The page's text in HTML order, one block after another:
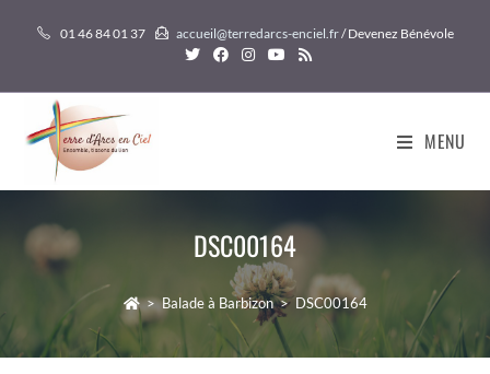
01 46 84 01 37 accueil@terredarcs-enciel.fr/ Devenez Bénévole
MENU
DSC00164
> Balade à Barbizon > DSC00164